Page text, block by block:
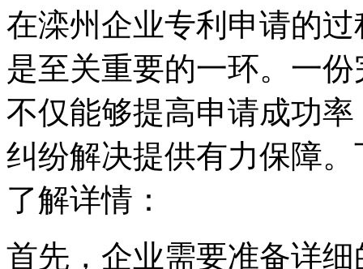
在滦州企业专利申请的
是至关重要的一环。一
不仅能够提高申请成功
纠纷解决提供有力保障
了解详情：
首先，企业需要准备详